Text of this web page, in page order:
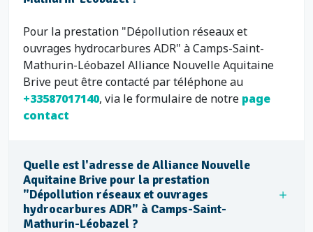
Pour la prestation "Dépollution réseaux et
ouvrages hydrocarbures ADR" à Camps-Saint-
Mathurin-Léobazel Alliance Nouvelle Aquitaine
Brive peut être contacté par téléphone au
+33587017140, via le formulaire de notre page
contact
Quelle est l'adresse de Alliance Nouvelle
Aquitaine Brive pour la prestation
"Dépollution réseaux et ouvrages
hydrocarbures ADR" à Camps-Saint-
Mathurin-Léobazel ?